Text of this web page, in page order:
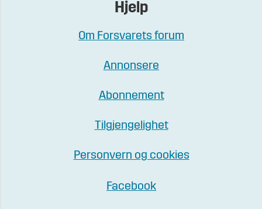
Hjelp
Om Forsvarets forum
Annonsere
Abonnement
Tilgjengelighet
Personvern og cookies
Facebook